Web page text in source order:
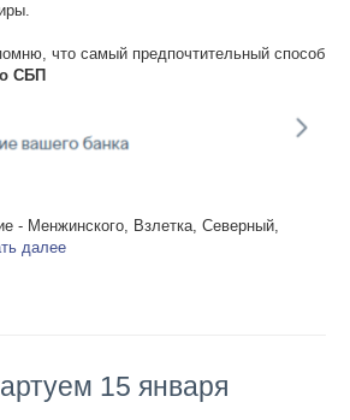
что самый предпочтительный способ
СБП
- Менжинского, Взлетка, Северный,
далее
15 января